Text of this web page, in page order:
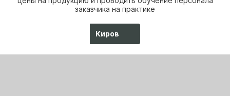
заказчика на практике
Киров